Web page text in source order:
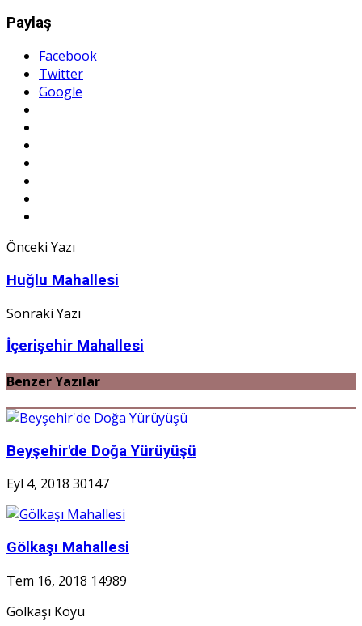
Paylaş
Facebook
Twitter
Google
Önceki Yazı
Huğlu Mahallesi
Sonraki Yazı
İçerişehir Mahallesi
Benzer Yazılar
Beyşehir'de Doğa Yürüyüşü
Eyl 4, 2018 30147
Gölkaşı Mahallesi
Tem 16, 2018 14989
Gölkaşı Köyü